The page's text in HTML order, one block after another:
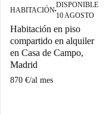
HABITACIÓN■
DISPONIBLE
10 AGOSTO
Habitación en piso
compartido en alquiler
en Casa de Campo,
Madrid
870 €/al mes